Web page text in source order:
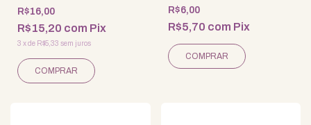
R$16,00
R$15,20 com Pix
3 xde R$5,33 sem juros
R$6,00
R$5,70 com Pix